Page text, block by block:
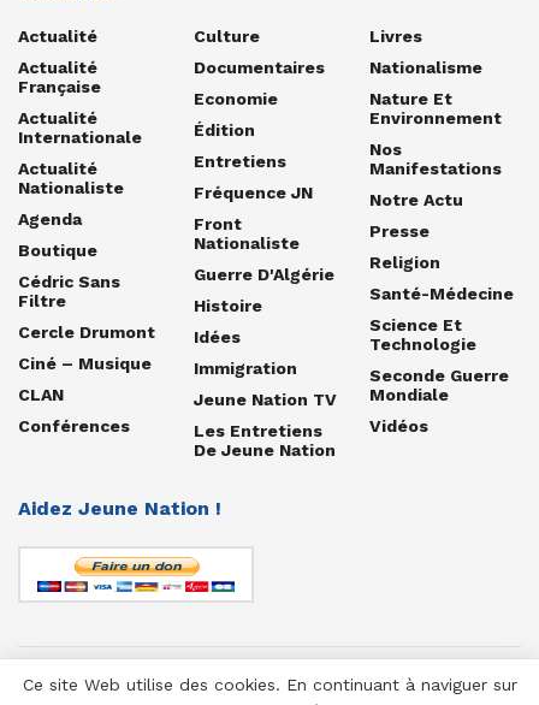
Actualité
Actualité
Française
Actualité
Internationale
Actualité
Nationaliste
Agenda
Boutique
Cédric Sans
Filtre
Cercle Drumont
Ciné – Musique
CLAN
Conférences
Culture
Documentaires
Economie
Édition
Entretiens
Fréquence JN
Front
Nationaliste
Guerre D'Algérie
Histoire
Idées
Immigration
Jeune Nation TV
Les Entretiens
De Jeune Nation
Livres
Nationalisme
Nature Et
Environnement
Nos
Manifestations
Notre Actu
Presse
Religion
Santé-Médecine
Science Et
Technologie
Seconde Guerre
Mondiale
Vidéos
Aidez Jeune Nation !
Ce site Web utilise des cookies. En continuant à naviguer sur